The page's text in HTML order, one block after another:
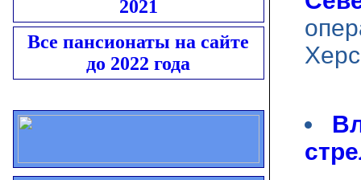
2021
Все пансионаты на сайте
до 2022 года